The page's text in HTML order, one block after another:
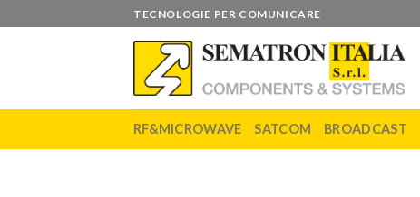
to
TECNOLOGIE PER COMUNICARE
RF&MICROWAVE SATCOM BROADCAST